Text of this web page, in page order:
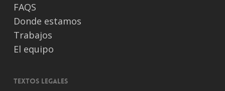
FAQS
Donde estamos
Trabajos
El equipo
Textos legales